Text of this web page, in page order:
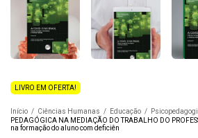
LIVRO EM OFERTA!
Início / Ciências Humanas / Educação /
PEDAGÓGICA NA MEDIAÇÃO DO TRABALHO DO
na formação do aluno com deficiên